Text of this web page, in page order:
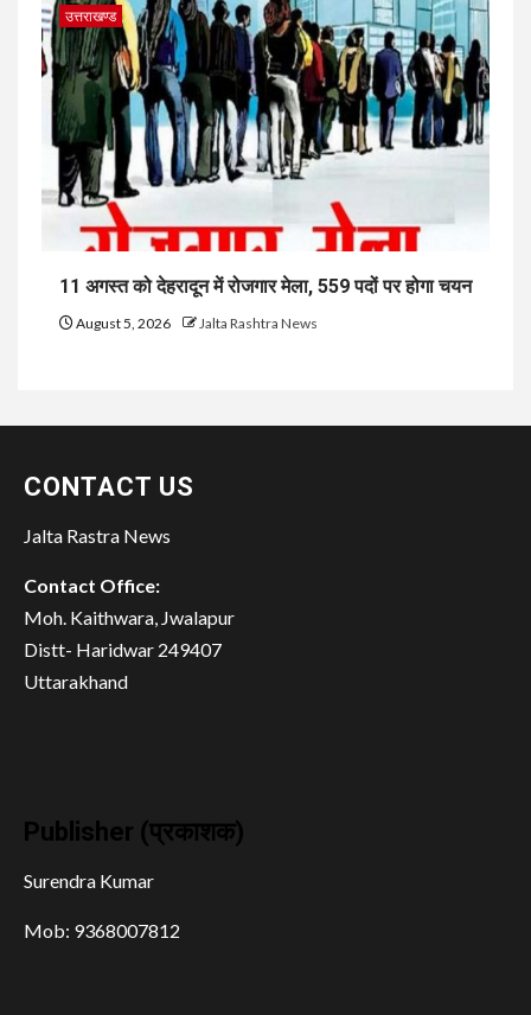
उत्तराखण्ड
11 अगस्त को देहरादून में रोजगार मेला, 559 पदों पर होगा चयन
August 5, 2026 Jalta Rashtra News
CONTACT US
Jalta Rastra News
Contact Office:
Moh. Kaithwara, Jwalapur
Distt- Haridwar 249407
Uttarakhand
Publisher (प्रकाशक)
Surendra Kumar
Mob: 9368007812